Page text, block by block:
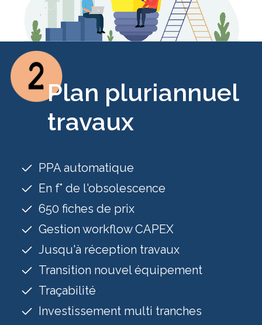
Plan pluriannuel
travaux
PPA automatique
En f° de l'obsolescence
650 fiches de prix
Gestion workflow CAPEX
Jusqu'à réception travaux
Transition nouvel équipement
Traçabilité
Investissement multi tranches